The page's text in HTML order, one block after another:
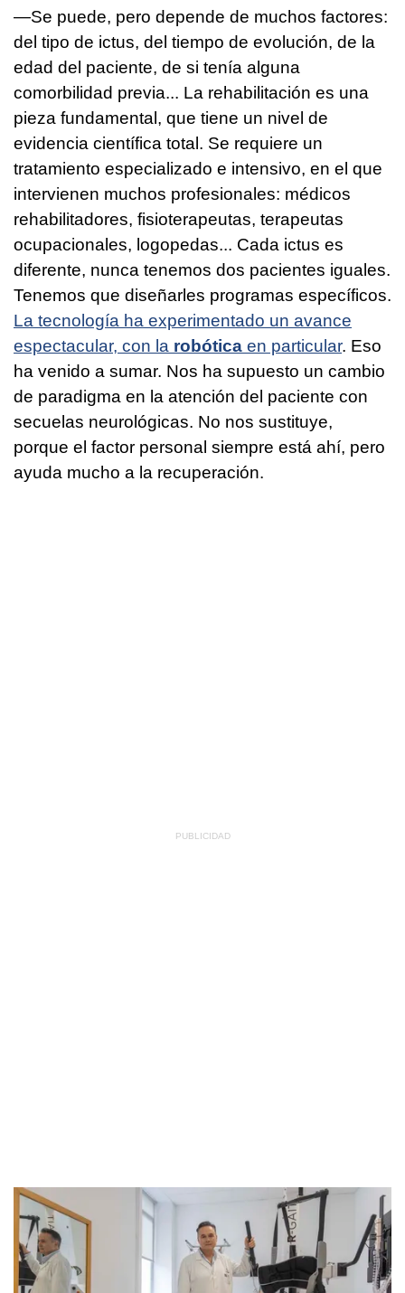
—Se puede, pero depende de muchos factores:
del tipo de ictus, del tiempo de evolución, de la
edad del paciente, de si tenía alguna
comorbilidad previa... La rehabilitación es una
pieza fundamental, que tiene un nivel de
evidencia científica total. Se requiere un
tratamiento especializado e intensivo, en el que
intervienen muchos profesionales: médicos
rehabilitadores, fisioterapeutas, terapeutas
ocupacionales, logopedas... Cada ictus es
diferente, nunca tenemos dos pacientes iguales.
Tenemos que diseñarles programas específicos.
La tecnología ha experimentado un avance
espectacular, con la robótica en particular. Eso
ha venido a sumar. Nos ha supuesto un cambio
de paradigma en la atención del paciente con
secuelas neurológicas. No nos sustituye,
porque el factor personal siempre está ahí, pero
ayuda mucho a la recuperación.